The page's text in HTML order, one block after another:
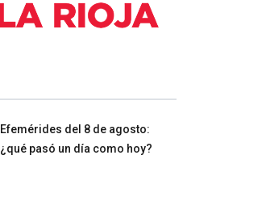
Efemérides del 8 de agosto:
¿qué pasó un día como hoy?